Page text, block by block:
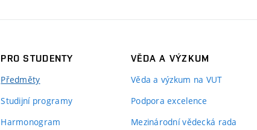
PRO STUDENTY
Předměty
Studijní programy
Harmonogram
VĚDA A VÝZKUM
Věda a výzkum na VUT
Podpora excelence
Mezinárodní vědecká rada